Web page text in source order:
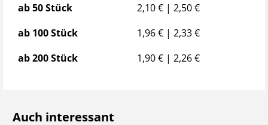
ab 50 Stück
2,10 € | 2,50 €
ab 100 Stück
1,96 € | 2,33 €
ab 200 Stück
1,90 € | 2,26 €
Auch interessant